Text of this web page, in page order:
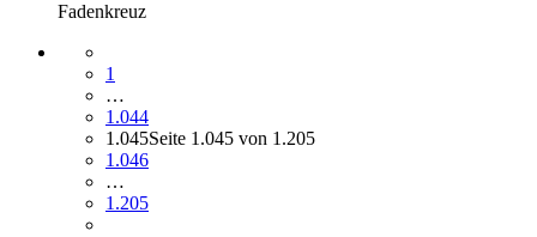
Fadenkreuz
1
…
1.044
1.045Seite 1.045 von 1.205
1.046
…
1.205